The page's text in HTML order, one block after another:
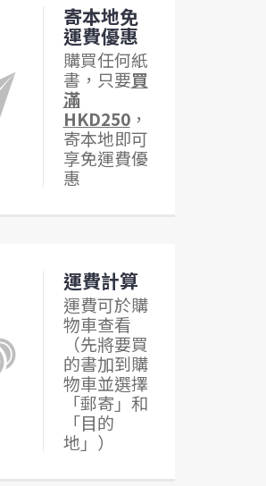
寄本地免
運費優惠
購買任何紙
書，只要買
滿
HKD250，
寄本地即可
享免運費優
惠
運費計算
運費可於購
物車查看
（先將要買
的書加到購
物車並選擇
「郵寄」和
「目的
地」）